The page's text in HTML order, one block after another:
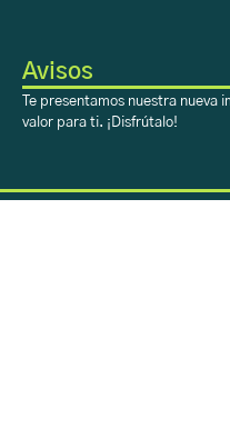
Avisos
Te presentamos nuestra nueva
valor para ti. ¡Disfrútalo!